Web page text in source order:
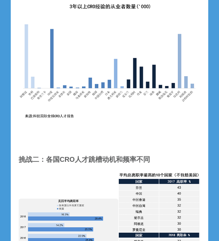
挑战二：各国CRO人才跳槽动机和频率不同